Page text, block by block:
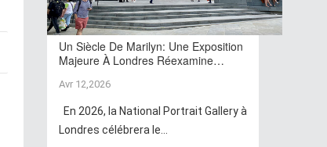
Un Siècle De Marilyn: Une Exposition
Majeure À Londres Réexamine…
Avr 12,2026
En 2026, la National Portrait Gallery à
Londres célébrera le...